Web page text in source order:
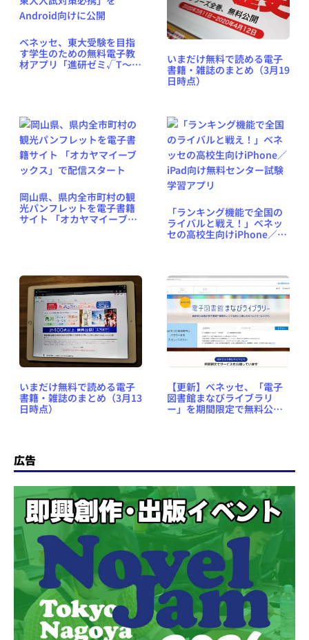
ベネッセ、東大受験を目指
す学生のための無料電子教
材アプリ「進研ゼミ√T〜東
いまだけ無料で読める電子
書籍・雑誌のまとめ（3月19
日時点）
岡山県、県内全市町村の観
光パンフレットを電子書籍
サイト 「オカヤマイーブッ
「ランキング機能で全国の
ライバルと戦え！」ベネッ
セの高校生向けiPhone／
いまだけ無料で読める電子
書籍・雑誌のまとめ（3月13
日時点）
【更新】ベネッセ、「電子
図書館まなびライブラリ
ー」を期間限定で無料公開
広告